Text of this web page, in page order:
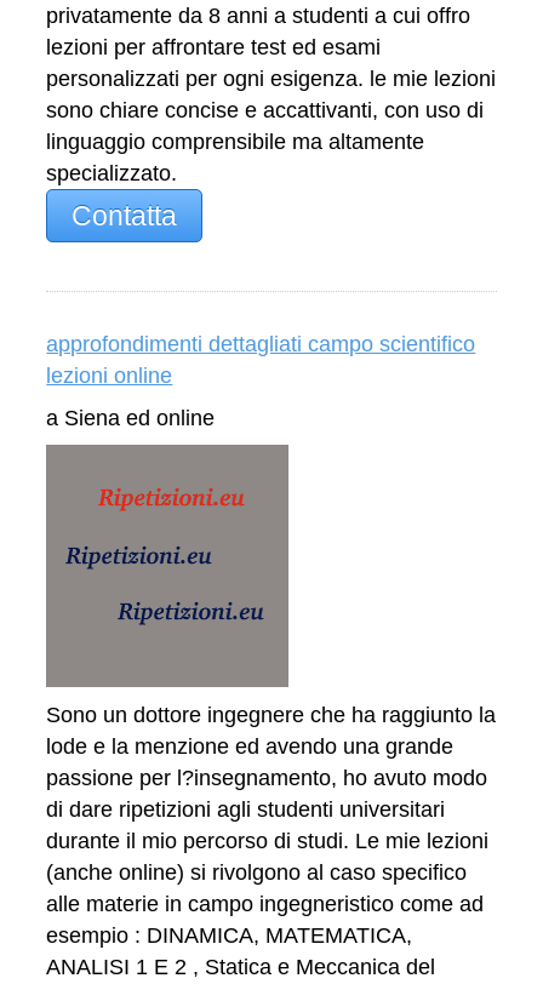
privatamente da 8 anni a studenti a cui offro
lezioni per affrontare test ed esami
personalizzati per ogni esigenza. le mie lezioni
sono chiare concise e accattivanti, con uso di
linguaggio comprensibile ma altamente
specializzato.
Contatta
approfondimenti dettagliati campo scientifico
lezioni online
a Siena ed online
Sono un dottore ingegnere che ha raggiunto la
lode e la menzione ed avendo una grande
passione per l?insegnamento, ho avuto modo
di dare ripetizioni agli studenti universitari
durante il mio percorso di studi. Le mie lezioni
(anche online) si rivolgono al caso specifico
alle materie in campo ingegneristico come ad
esempio : DINAMICA, MATEMATICA,
ANALISI 1 E 2 , Statica e Meccanica del